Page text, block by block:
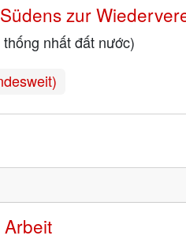
zur
nhất đất nước)